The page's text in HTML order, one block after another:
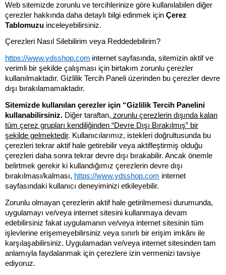
Web sitemizde zorunlu ve tercihlerinize göre kullanılabilen diğer
çerezler hakkında daha detaylı bilgi edinmek için Çerez
Tablomuzu inceleyebilirsiniz.
Çerezleri Nasıl Silebilirim veya Reddedebilirim?
https://www.ydsshop.com internet sayfasında, sitemizin aktif ve
verimli bir şekilde çalışması için birtakım zorunlu çerezler
kullanılmaktadır. Gizlilik Tercih Paneli üzerinden bu çerezler devre
dışı bırakılamamaktadır.
Sitemizde kullanılan çerezler için “Gizlilik Tercih Panelini
kullanabilirsiniz. Diğer taraftan, zorunlu çerezlerin dışında kalan
tüm çerez grupları kendiliğinden “Devre Dışı Bırakılmış” bir
şekilde gelmektedir. Kullanıcılarımız, istekleri doğrultusunda bu
çerezleri tekrar aktif hale getirebilir veya aktifleştirmiş olduğu
çerezleri daha sonra tekrar devre dışı bırakabilir. Ancak önemle
belirtmek gerekir ki kullandığımız çerezlerin devre dışı
bırakılması/kalması, https://www.ydsshop.com internet
sayfasındaki kullanıcı deneyiminizi etkileyebilir.
Zorunlu olmayan çerezlerin aktif hale getirilmemesi durumunda,
uygulamayı ve/veya internet sitesini kullanmaya devam
edebilirsiniz fakat uygulamanın ve/veya internet sitesinin tüm
işlevlerine erişemeyebilirsiniz veya sınırlı bir erişim imkânı ile
karşılaşabilirsiniz. Uygulamadan ve/veya internet sitesinden tam
anlamıyla faydalanmak için çerezlere izin vermenizi tavsiye
ediyoruz.